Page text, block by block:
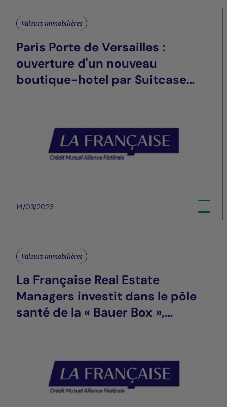
Valeurs immobilières
Paris Porte de Versailles :
ouverture d'un nouveau
boutique-hotel par Suitcase
Estate Managers (REM)
14/03/2023
Valeurs immobilières
La Française Real Estate
Managers investit dans le pôle
santé de la « Bauer Box »,